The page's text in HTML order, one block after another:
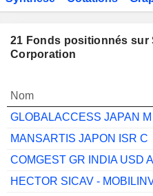
21 Fonds positionnés sur
Corporation
Nom
MANSARTIS JAPON ISR C